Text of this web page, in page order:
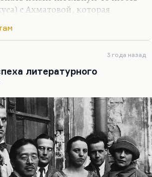
с Ахматовой, которая
воронежских. Я бесконечно
солдата» —
абсолютно, хотя уже
Кольцова»), там
стихи, но выше всего я ставлю
и самое начало воронежского
Лучше, чем
аорты» вообще нельзя…
3 года назад
литературного